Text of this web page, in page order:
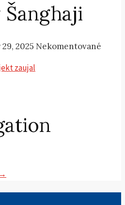
2025 Nekomentované
zaujal
→